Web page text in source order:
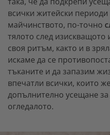
всички житейски
майчинството, по-точно
тялото след
своя ритъм, както и в
искаме да се
тъканите и да запазим
впечатли всички, които
допълнително усещане
огледалото.